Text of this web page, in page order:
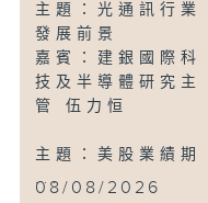
主題：光通訊行業
發展前景
嘉賓：建銀國際科
技及半導體研究主
管 伍力恒
主題：美股業績期
...
08/08/2026